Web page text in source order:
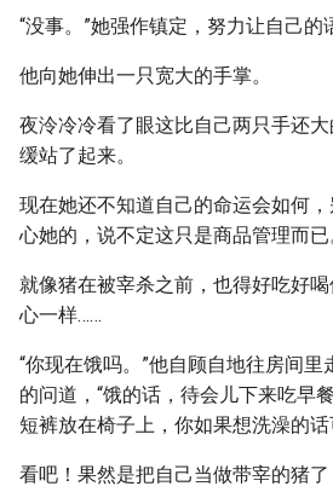
“没事。”她强作镇定，努力让自己的
他向她伸出一只宽大的手掌。
夜泠冷冷看了眼这比自己两只手还
缓站了起来。
现在她还不知道自己的命运会如何
心她的，说不定这只是商品管理而已
就像猪在被宰杀之前，也得好吃好
心一样……
“你现在饿吗。”他自顾自地往房间
的问道，“饿的话，待会儿下来吃早
短裤放在椅子上，你如果想洗澡的话
看吧！果然是把自己当做带宰的猪